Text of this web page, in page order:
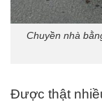
Chuyền nhà
Được thật